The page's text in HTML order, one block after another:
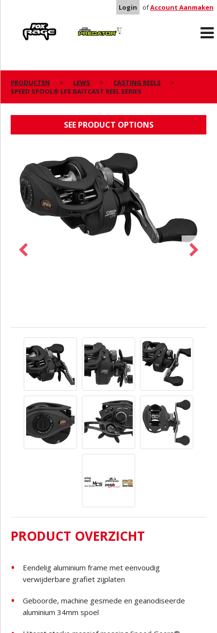
Login ofAccount Aanmaken
Predator
PRODUCTEN LEWS
CASTING REELS
SPEED SPOOL® LFS BAITCAST REEL SERIES
SEE PRODUCT OPTIONS
PRODUCT OVERZICHT
Eendelig aluminium frame met eenvoudig
verwijderbare grafiet zijplaten
Geboorde, machine gesmede en geanodiseerde
aluminium 34mm spoel